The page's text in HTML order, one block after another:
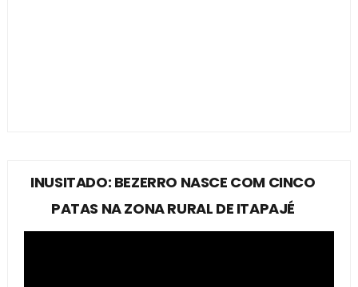
INUSITADO: BEZERRO NASCE COM CINCO
PATAS NA ZONA RURAL DE ITAPAJÉ